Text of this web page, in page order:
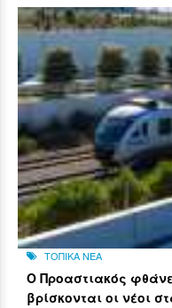
ΤΟΠΙΚΑ ΝΕΑ
Ο Προαστιακός
βρίσκονται οι νέοι